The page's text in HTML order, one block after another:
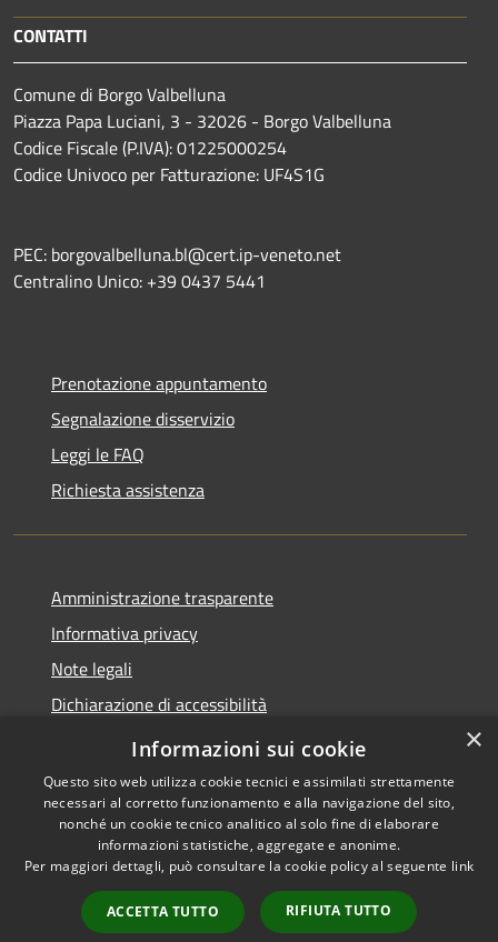
CONTATTI
Comune di Borgo Valbelluna
Piazza Papa Luciani, 3 - 32026 - Borgo Valbelluna
Codice Fiscale (P.IVA): 01225000254
Codice Univoco per Fatturazione: UF4S1G
PEC: borgovalbelluna.bl@cert.ip-veneto.net
Centralino Unico: +39 0437 5441
Prenotazione appuntamento
Segnalazione disservizio
Leggi le FAQ
Richiesta assistenza
Amministrazione trasparente
Informativa privacy
Note legali
Dichiarazione di accessibilità
Piano di miglioramento dei servizi
Accessibilità
Copyright © 2026 • Comune di
Borgo Valbelluna • Powered by
Municipium•
Accesso
redazione
×
Informazioni sui cookie
Questo sito web utilizza cookie tecnici e assimilati strettamente
necessari al corretto funzionamento e alla navigazione del sito,
nonché un cookie tecnico analitico al solo fine di elaborare
informazioni statistiche, aggregate e anonime.
Per maggiori dettagli, può consultare la cookie policy al seguente link
ACCETTA TUTTO RIFIUTA TUTTO